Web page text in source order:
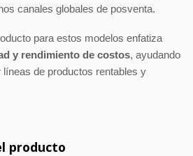
canales globales de posventa.
para estos modelos enfatiza
y rendimiento de costos, ayudando
de productos rentables y
producto